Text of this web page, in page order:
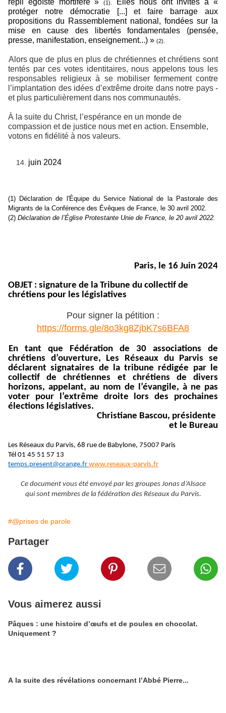
repli égoïste mortifère »(1).
Elles nous ont invités à «
protéger notre démocratie [...] et faire barrage aux
propositions du Rassemblement national, fondées sur la
mise en cause des libertés fondamentales (pensée,
presse, manifestation, enseignement...) » (2).
Alors que de plus en plus de chrétiennes et chrétiens sont
tentés par ces votes identitaires, nous appelons tous les
responsables religieux à se mobiliser fermement contre
l’implantation des idées d’extrême droite dans notre pays -
et plus particulièrement dans nos communautés.
À la suite du Christ, l’espérance en un monde de
compassion et de justice nous met en action. Ensemble,
votons en fidélité à nos valeurs.
juin 2024
(1) Déclaration de l'Équipe du Service National de la Pastorale des
Migrants de la Conférence des Évêques de France, le 30 avril 2002.
(2)Déclaration de l’Église Protestante Unie de France, le 20 avril 2022.
Paris, le 16 Juin 2024
OBJET : signature de la Tribune du collectif de
chrétiens pour les législatives
Pour signer la pétition :
https://forms.gle/8o3kg8ZjbK7s6BFA8
En tant que Fédération de 30 associations de
chrétiens d’ouverture, Les Réseaux du Parvis se
déclarent signataires de la tribune rédigée par le
collectif de chrétiennes et chrétiens de divers
horizons, appelant, au nom de l’évangile, à ne pas
voter pour l’extrême droite lors des prochaines
élections législatives.
Christiane Bascou, présidente
et le Bureau
Les Réseaux du Parvis, 68 rue de Babylone, 75007 Paris
Tél 01 45 51 57 13
temps.present@orange.fr www.reseaux-parvis.fr
Ce document vous été envoyé par les groupes Jonas d’Alsace
qui sont membres de la fédération des Réseaux du Parvis.
#@prises de parole
Partager
Vous aimerez aussi
Pâques : une histoire d’œufs et de poules en chocolat.
Uniquement ?
A la suite des révélations concernant l’Abbé Pierre...